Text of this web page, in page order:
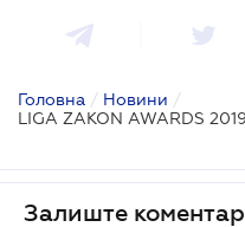
Головна / Новини /
Залиште коментар